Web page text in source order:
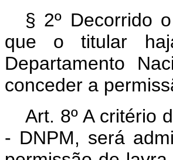
§ 2º Decorrido
que o titular
Departamento
conceder a
Art. 8º A critério
- DNPM, será